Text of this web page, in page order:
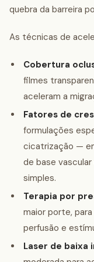
quebra da barreira
As técnicas de
Cobertura
filmes
aceleram a
Fatores de
formulações
cicatrização —
de base
simples.
Terapia por
maior porte,
perfusão e
Laser de baixa